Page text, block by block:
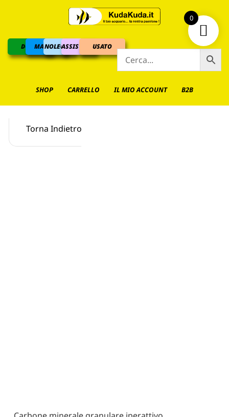
DOLCEMARINO
NOLEGGIOASSISTENZAUSATO
SHOP CARRELLO IL MIO ACCOUNT B2B
Torna Indietro
0